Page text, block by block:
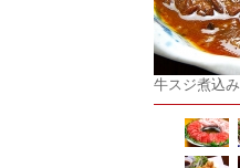
牛スジ煮込み